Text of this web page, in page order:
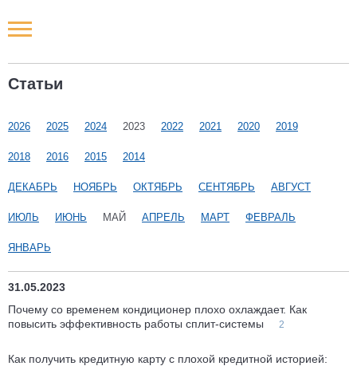
Статьи
2026 2025 2024 2023 2022 2021 2020 2019
2018 2016 2015 2014
ДЕКАБРЬ НОЯБРЬ ОКТЯБРЬ СЕНТЯБРЬ АВГУСТ
ИЮЛЬ ИЮНЬ МАЙ АПРЕЛЬ МАРТ ФЕВРАЛЬ
ЯНВАРЬ
31.05.2023
Почему со временем кондиционер плохо охлаждает. Как
повысить эффективность работы сплит-системы
2
Как получить кредитную карту с плохой кредитной историей:
Новости РФ
Наши мероприятия
Статьи